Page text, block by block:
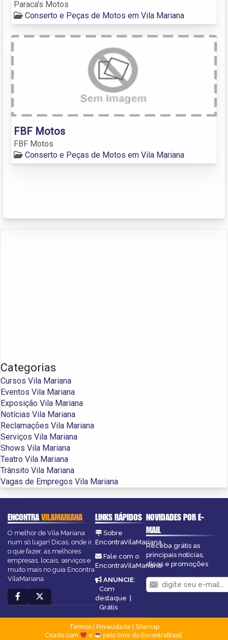
Paraca's Motos
Conserto e Peças de Motos em Vila Mariana
FBF Motos
FBF Motos
Conserto e Peças de Motos em Vila Mariana
Categorias
Cursos Vila Mariana
Eventos Vila Mariana
Exposição Vila Mariana
Notícias Vila Mariana
Reclamações Vila Mariana
Serviços Vila Mariana
Shows Vila Mariana
Teatro Vila Mariana
Trânsito Vila Mariana
Vagas de Empregos Vila Mariana
ENCONTRAVILAMARIANA
O melhor de Vila Mariana
num só lugar! Dicas, onde ir,
o que fazer, as melhores
empresas, locais, serviços e
muito mais no guia Encontra
VilaMariana.
LINKS RÁPIDOS
Sobre
EncontraVilaMariana
Fale com o
EncontraVilaMariana
ANUNCIE:
Com
destaque |
Grátis
NOVIDADES POR E-
MAIL
Receba grátis as
principais notícias,
dicas e promoções
Termos| Privacidade
Sitemap
Criado com
e pelo time do EncontraBrasil